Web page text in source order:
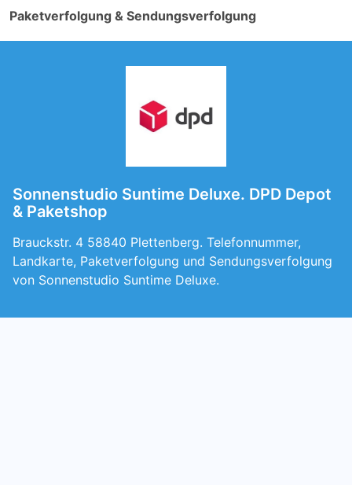
Paketverfolgung & Sendungsverfolgung
Sonnenstudio Suntime Deluxe. DPD Depot
& Paketshop
Brauckstr. 4 58840 Plettenberg. Telefonnummer,
Landkarte, Paketverfolgung und Sendungsverfolgung
von Sonnenstudio Suntime Deluxe.